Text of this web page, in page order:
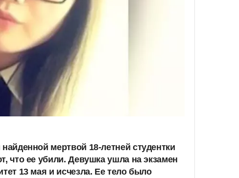
мертвой 18-летней студентки
что ее убили. Девушка ушла на экзамен
13 мая и исчезла. Ее тело было